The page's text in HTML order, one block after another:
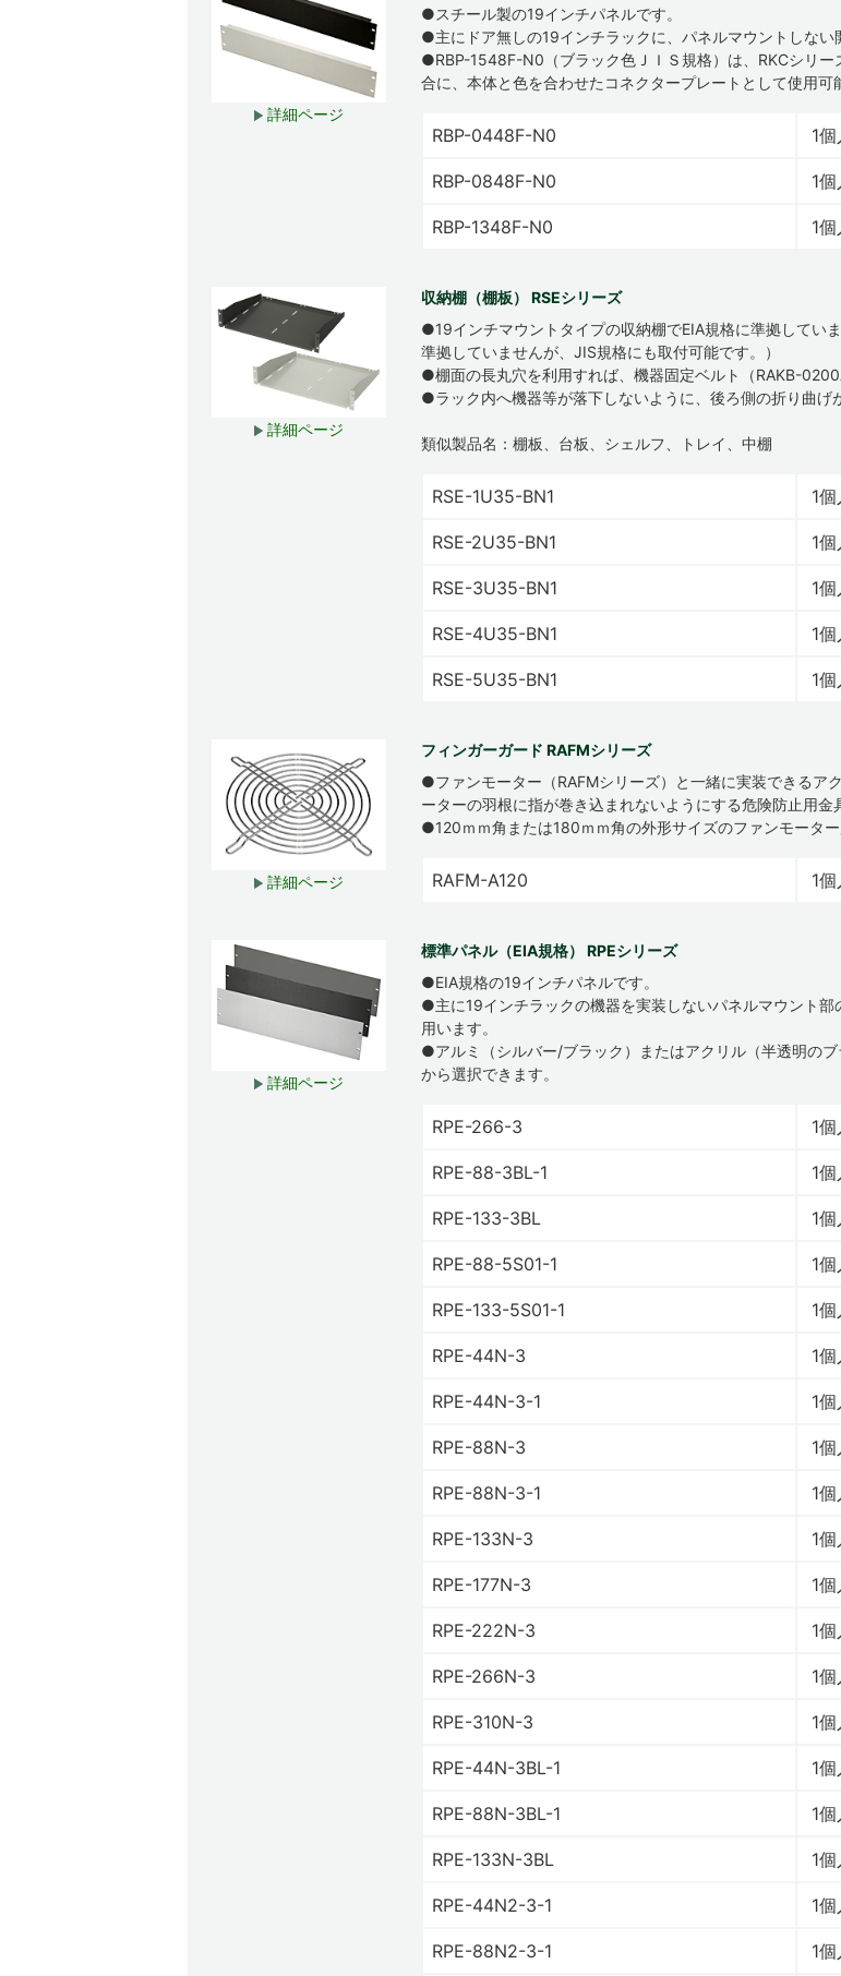
詳細ページ
●スチール製の19インチパネルです。
●主にドア無しの19インチラックに、パネルマウントしない
●RBP-1548F-N0（ブラック色ＪＩＳ規格）は、RKCシリー
合に、本体と色を合わせたコネクタープレートとして使用可
RBP-0448F-N0 1個
RBP-0848F-N0 1個
RBP-1348F-N0 1個
詳細ページ
収納棚（棚板） RSEシリーズ
●19インチマウントタイプの収納棚でEIA規格に準拠してい
準拠していませんが、JIS規格にも取付可能です。）
●棚面の長丸穴を利用すれば、機器固定ベルト（RAKB-
●ラック内へ機器等が落下しないように、後ろ側の折り曲げ
類似製品名：棚板、台板、シェルフ、トレイ、中棚
RSE-1U35-BN1 1個
RSE-2U35-BN1 1個
RSE-3U35-BN1 1個
RSE-4U35-BN1 1個
RSE-5U35-BN1 1個
詳細ページ
フィンガーガード RAFMシリーズ
●ファンモーター（RAFMシリーズ）と一緒に実装できるア
ーターの羽根に指が巻き込まれないようにする危険防止用金
●120ｍｍ角または180ｍｍ角の外形サイズのファンモーター
RAFM-A120 1個
詳細ページ
標準パネル（EIA規格） RPEシリーズ
●EIA規格の19インチパネルです。
●主に19インチラックの機器を実装しないパネルマウント部
用います。
●アルミ（シルバー/ブラック）またはアクリル（半透明のブ
から選択できます。
RPE-266-3 1個
RPE-88-3BL-1 1個
RPE-133-3BL 1個
RPE-88-5S01-1 1個
RPE-133-5S01-1 1個
RPE-44N-3 1個
RPE-44N-3-1 1個
RPE-88N-3 1個
RPE-88N-3-1 1個
RPE-133N-3 1個
RPE-177N-3 1個
RPE-222N-3 1個
RPE-266N-3 1個
RPE-310N-3 1個
RPE-44N-3BL-1 1個
RPE-88N-3BL-1 1個
RPE-133N-3BL 1個
RPE-44N2-3-1 1個
RPE-88N2-3-1 1個